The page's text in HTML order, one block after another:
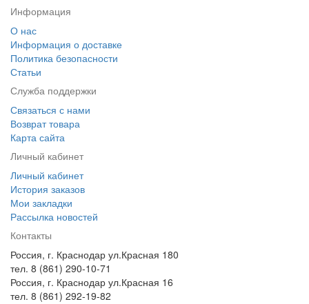
Информация
О нас
Информация о доставке
Политика безопасности
Статьи
Служба поддержки
Связаться с нами
Возврат товара
Карта сайта
Личный кабинет
Личный кабинет
История заказов
Мои закладки
Рассылка новостей
Контакты
Россия, г. Краснодар ул.Красная 180
тел. 8 (861) 290-10-71
Россия, г. Краснодар ул.Красная 16
тел. 8 (861) 292-19-82